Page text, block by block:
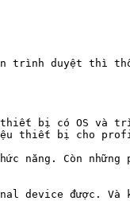
trình duyệt thì
bị có OS và
liệu thiết bị cho
năng. Còn
device được.